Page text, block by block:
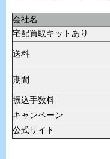
会社名
宅配買取キットあり
送料
期間
振込手数料
キャンペーン
公式サイト